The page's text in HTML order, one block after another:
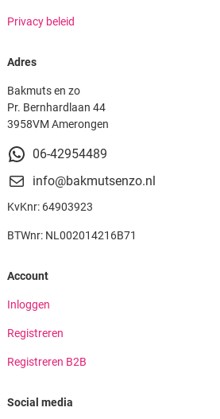
Privacy beleid
Adres
Bakmuts en zo
Pr. Bernhardlaan 44
3958VM Amerongen
06-42954489
info@bakmutsenzo.nl
KvKnr: 64903923
BTWnr: NL002014216B71
Account
Inloggen
Registreren
Registreren B2B
Social media